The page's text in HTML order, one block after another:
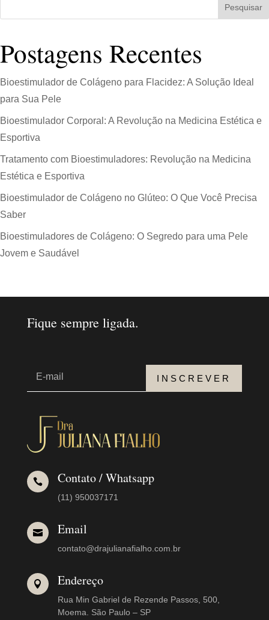
Pesquisar
Postagens Recentes
Bioestimulador de Colágeno para Flacidez: A Solução Ideal
para Sua Pele
Bioestimulador Corporal: A Revolução na Medicina Estética e
Esportiva
Tratamento com Bioestimuladores: Revolução na Medicina
Estética e Esportiva
Bioestimulador de Colágeno no Glúteo: O Que Você Precisa
Saber
Bioestimuladores de Colágeno: O Segredo para uma Pele
Jovem e Saudável
Fique sempre ligada.
INSCREVER
 Contato / Whatsapp
(11) 950037171
 Email
contato@drajulianafialho.com.br
 Endereço
Rua Min Gabriel de Rezende Passos, 500,
Moema. São Paulo – SP